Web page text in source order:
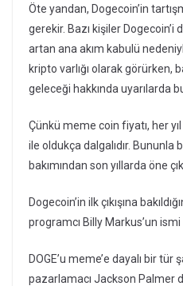
Öte yandan, Dogecoin’in
gerekir. Bazı kişiler
artan ana akım kabulü
kripto varlığı olarak görürken,
geleceği hakkında uyarılarda
Çünkü meme coin fiyatı, her
ile oldukça dalgalıdır. Bununla
bakımından son yıllarda öne
Dogecoin’in ilk çıkışına
programcı Billy Markus’un ismi
DOGE’u meme’e dayalı bir
pazarlamacı Jackson Palmer